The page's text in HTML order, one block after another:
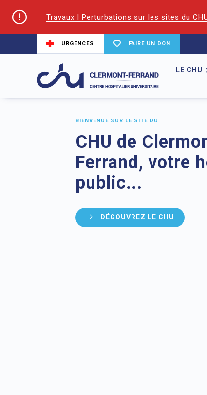
Travaux | Perturbations sur les sites du CHU
URGENCES FAIRE UN DON
LE CHU
BIENVENUE SUR LE SITE DU
CHU de
Ferrand, votre
public...
DÉCOUVREZ LE CHU